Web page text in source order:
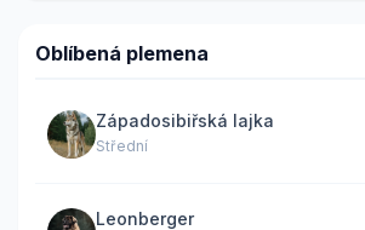
Oblíbená plemena
Západosibiřská lajka
Střední
Leonberger